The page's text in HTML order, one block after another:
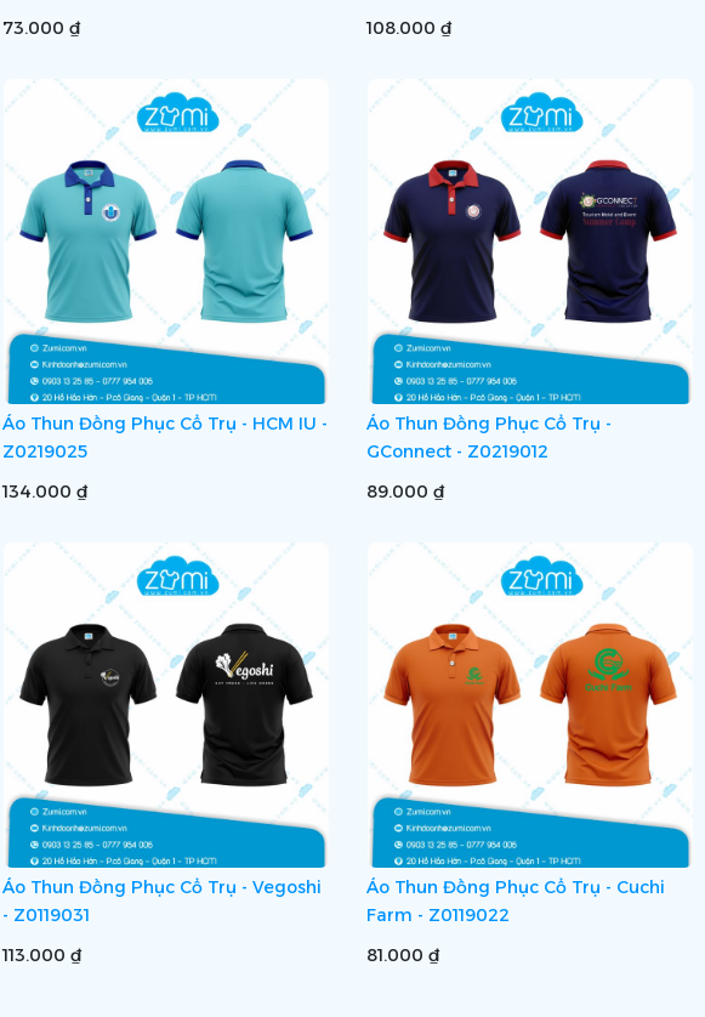
73.000 ₫
108.000 ₫
Áo Thun Đồng Phục Cổ Trụ - HCM IU -
Z0219025
134.000 ₫
Áo Thun Đồng Phục Cổ Trụ -
GConnect - Z0219012
89.000 ₫
Áo Thun Đồng Phục Cổ Trụ - Vegoshi
- Z0119031
113.000 ₫
Áo Thun Đồng Phục Cổ Trụ - Cuchi
Farm - Z0119022
81.000 ₫